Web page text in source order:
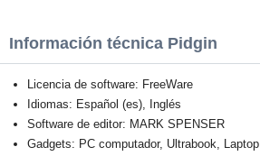
Información técnica Pidgin
Licencia de software: FreeWare
Idiomas: Español (es), Inglés
Software de editor: MARK SPENSER
Gadgets: PC computador, Ultrabook, Laptop